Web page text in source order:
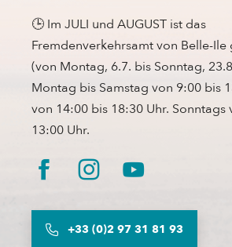
🕒 Im JULI und AUGUST ist das
Fremdenverkehrsamt von Belle-Ile
(von Montag, 6.7. bis Sonntag,
Montag bis Samstag von 9:00 bis
von 14:00 bis 18:30 Uhr. Sonntags
13:00 Uhr.
+33 (0)2 97 31 81 93